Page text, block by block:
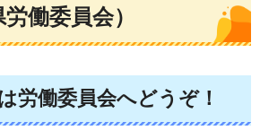
働委員会）
労働委員会へどうぞ！